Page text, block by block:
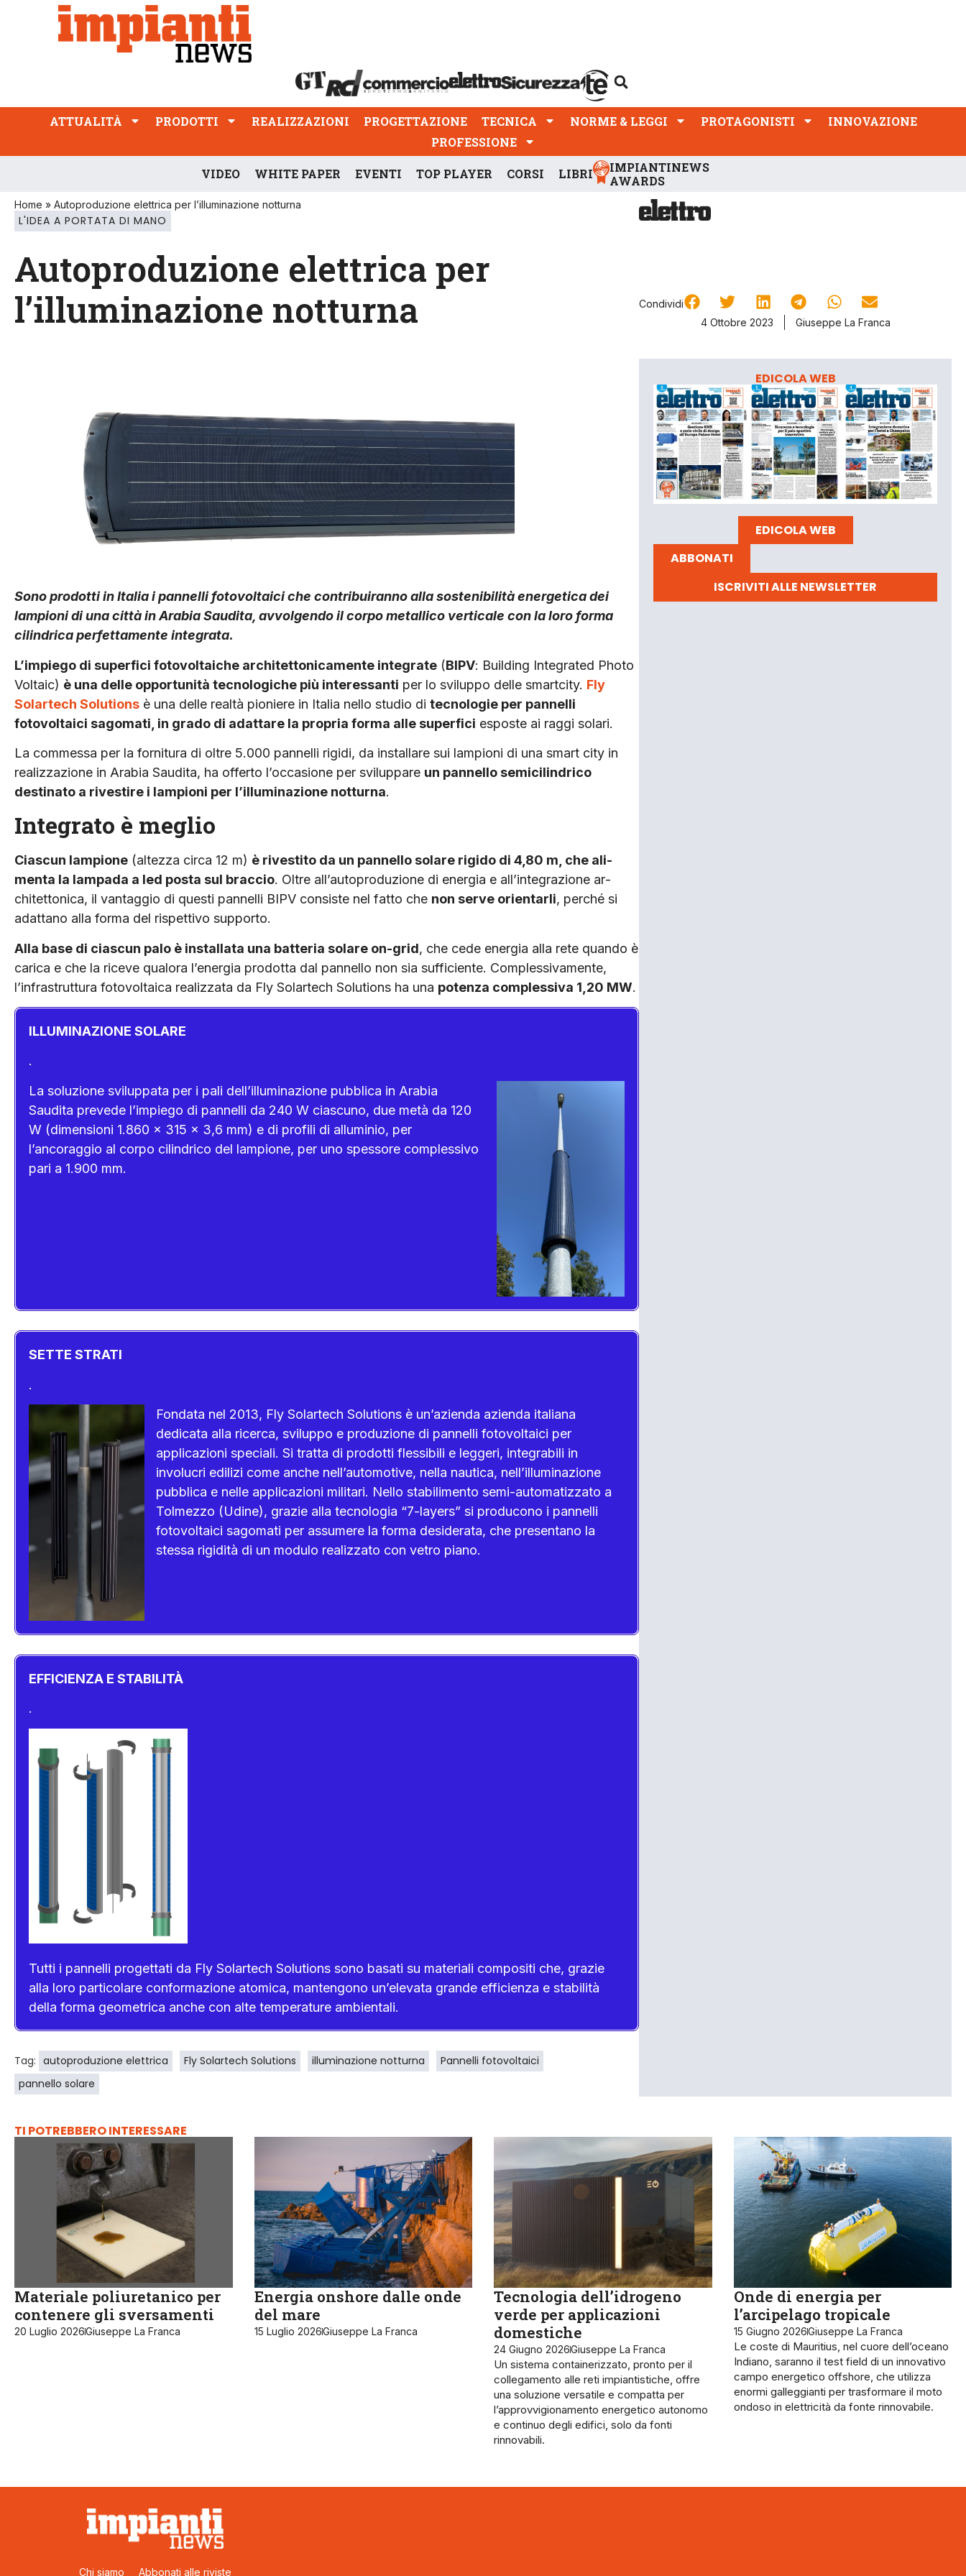
ATTUALITÀ PRODOTTI REALIZZAZIONI
PROFESSIONE
ATTUALITÀ PRODOTTI REALIZZAZIONI PROGETTAZIONE TECNICA NORME & LEGGI PROTAGONISTI
INNOVAZIONE
PROFESSIONE
VIDEO WHITE PAPER EVENTI TOP PLAYER CORSI LIBRI
IMPIANTINEWS
AWARDS
Home » Autoproduzione elettrica per l’illuminazione notturna
L'IDEA A PORTATA DI MANO
Autoproduzione elettrica per
l’illuminazione notturna
Condividi
4 Ottobre 2023
Giuseppe La Franca
Sono prodotti in Italia i pannelli fotovoltaici che contribuiranno alla sostenibilità energetica dei
lampioni di una città in Arabia Saudita, avvolgendo il corpo metallico verticale con la loro forma
cilindrica perfettamente integrata.
L’impiego di superfici fotovoltaiche archi­tettonicamente inte­grate (BIPV: Building Integrated Photo
Voltaic) è una delle opportunità tecnologiche più interessanti per lo sviluppo delle smartcity. Fly
Solartech Solutions è una delle realtà pio­niere in Italia nello studio di tec­nologie per pannelli
fotovoltaici sagomati, in grado di adattare la propria forma alle superfici e­sposte ai raggi solari.
La commessa per la fornitura di oltre 5.000 pannelli rigidi, da in­stallare sui lampioni di una smart city in
realizzazione in Arabia Saudita, ha offerto l’occasione per sviluppare un pannello semi­cilindrico
destinato a rivestire i lampioni per l’illuminazione not­turna.
Integrato è meglio
Ciascun lampione (altezza circa 12 m) è rivestito da un pannello solare rigido di 4,80 m, che ali­
menta la lampada a led posta sul braccio. Oltre all’autoproduzione di energia e all’integrazione ar­
chitettonica, il vantaggio di que­sti pannelli BIPV consiste nel fat­to che non serve orientarli, per­ché si
adattano alla forma del ri­spettivo supporto.
Alla base di ciascun palo è instal­lata una batteria solare on-grid, che cede energia alla rete quan­do è
carica e che la riceve qualo­ra l’energia prodotta dal pannello non sia sufficiente. Complessiva­mente,
l’infrastruttura fotovol­taica realizzata da Fly Solartech Solutions ha una potenza com­plessiva 1,20 MW.
ILLUMINAZIONE SOLARE
.
La soluzione sviluppata per i pali dell’illuminazione pubblica in Arabia
Saudita prevede l’impiego di pannelli da 240 W ciascuno, due metà da 120
W (dimensioni 1.860 x 315 x 3,6 mm) e di profili di alluminio, per
l’ancoraggio al corpo cilindrico del lampione, per uno spessore complessivo
pari a 1.900 mm.
SETTE STRATI
.
Fondata nel 2013, Fly Solartech Solutions è un’azienda azienda italiana
dedicata alla ricerca, sviluppo e produzione di pannelli fotovoltaici per
applicazioni speciali. Si tratta di prodotti flessibili e leggeri, integrabili in
involucri edilizi come anche nell’automotive, nella nautica, nell’illuminazione
pubblica e nelle applicazioni militari. Nello stabilimento semi-automatizzato a
Tolmezzo (Udine), grazie alla tecnologia “7-layers” si producono i pannelli
fotovoltaici sagomati per assumere la forma desiderata, che presentano la
stessa rigidità di un modulo realizzato con vetro piano.
EFFICIENZA E STABILITÀ
.
Tutti i pannelli progettati da Fly Solartech Solutions sono basati su materiali compositi che, grazie
alla loro particolare conformazione atomica, mantengono un’elevata grande efficienza e stabilità
della forma geometrica anche con alte temperature ambientali.
Tag: autoproduzione elettrica Fly Solartech Solutions illuminazione notturna
Pannelli fotovoltaici
pannello solare
EDICOLA WEB
EDICOLA WEB
ABBONATI
ISCRIVITI ALLE NEWSLETTER
TI POTREBBERO INTERESSARE
Materiale poliuretanico per
contenere gli sversamenti
20 Luglio 2026Giuseppe La Franca
Energia onshore dalle onde
del mare
15 Luglio 2026Giuseppe La Franca
Tecnologia dell’idrogeno
verde per applicazioni
domestiche
24 Giugno 2026Giuseppe La Franca
Un sistema containerizzato, pronto per il
collegamento alle reti impiantistiche, offre
una soluzione versatile e compatta per
l’approvvigionamento energetico autonomo
e continuo degli edifici, solo da fonti
rinnovabili.
Onde di energia per
l’arcipelago tropicale
15 Giugno 2026Giuseppe La Franca
Le coste di Mauritius, nel cuore dell’oceano
Indiano, saranno il test field di un innovativo
campo energetico offshore, che utilizza
enormi galleggianti per trasformare il moto
ondoso in elettricità da fonte rinnovabile.
Chi siamo Abbonati alle riviste